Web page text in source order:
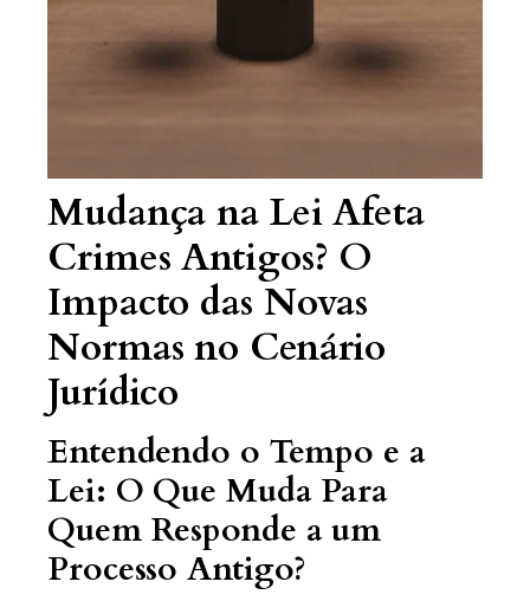
Mudança na Lei Afeta
Crimes Antigos? O
Impacto das Novas
Normas no Cenário
Jurídico
Entendendo o Tempo e a
Lei: O Que Muda Para
Quem Responde a um
Processo Antigo?